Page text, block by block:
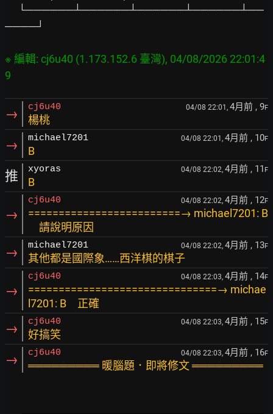
────┘
※ 編輯: cj6u40 (1.173.152.6 臺灣), 04/08/2026 22:01:4
→ cj6u40 04/08 22:01, 4月前 , 9F
楊桃
→ michael7201 04/08 22:01, 4月前 , 10F
B
推 xyoras 04/08 22:02, 4月前 , 11 F
B
→
cj6u40 04/08 22:02, 4月前 , 12F
=========================→ michael7201: B
請說明原因
→ michael7201 04/08 22:02, 4月前 , 13F
其他都是國際象……西洋棋的棋子
→
cj6u40 04/08 22:03, 4月前 , 14F
===============================→ michae
l7201: B 正確
→ cj6u40 04/08 22:03, 4月前 , 15F
好搞笑
→ cj6u40 04/08 22:03, 4月前 , 16F
═════════ 暖腦題．即將修文 ═════════